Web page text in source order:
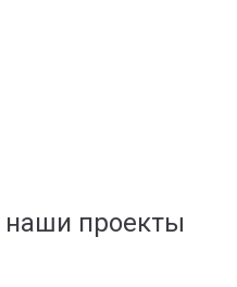
наши проекты